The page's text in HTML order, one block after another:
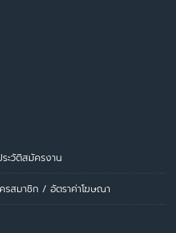
ะวัติสมัครงาน
รสมาชิก / อัตราค่าโฆษณา